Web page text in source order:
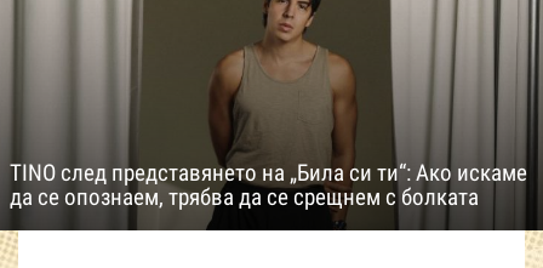
TINO след представянето на „Била си ти“: Ако искаме
да се опознаем, трябва да се срещнем с болката